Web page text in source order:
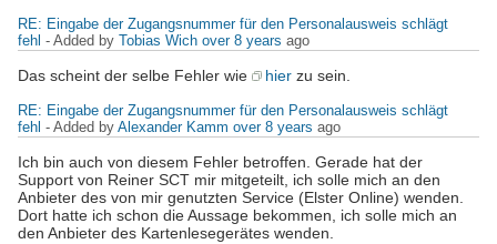
RE: Eingabe der Zugangsnummer für den Personalausweis schlägt
fehl - Added by Tobias Wich over 8 years ago
Das scheint der selbe Fehler wie hier zu sein.
RE: Eingabe der Zugangsnummer für den Personalausweis schlägt
fehl - Added by Alexander Kamm over 8 years ago
Ich bin auch von diesem Fehler betroffen. Gerade hat der
Support von Reiner SCT mir mitgeteilt, ich solle mich an den
Anbieter des von mir genutzten Service (Elster Online) wenden.
Dort hatte ich schon die Aussage bekommen, ich solle mich an
den Anbieter des Kartenlesegerätes wenden.